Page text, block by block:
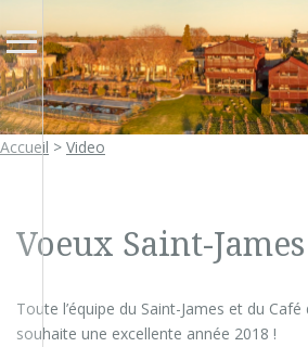
Accueil > Video
Voeux Saint-
Toute l’équipe du Saint-James et du Café
souhaite une excellente année 2018 !